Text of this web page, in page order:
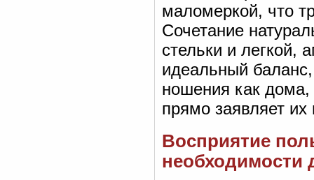
маломеркой, что
Сочетание
стельки и легкой,
идеальный
ношения как
прямо заявляет
Восприятие
необходимости